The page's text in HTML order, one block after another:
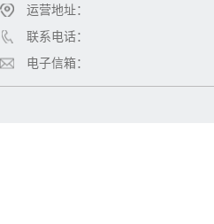
运营地址：
联系电话：
电子信箱：